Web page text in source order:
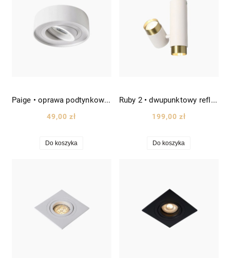
Paige • oprawa podtynkowa okrągła ruchoma Ø9,5 biała
49,00 zł
Do koszyka
Ruby 2 • dwupunktowy reflektor spot wys. 17cm biały
199,00 zł
Do koszyka